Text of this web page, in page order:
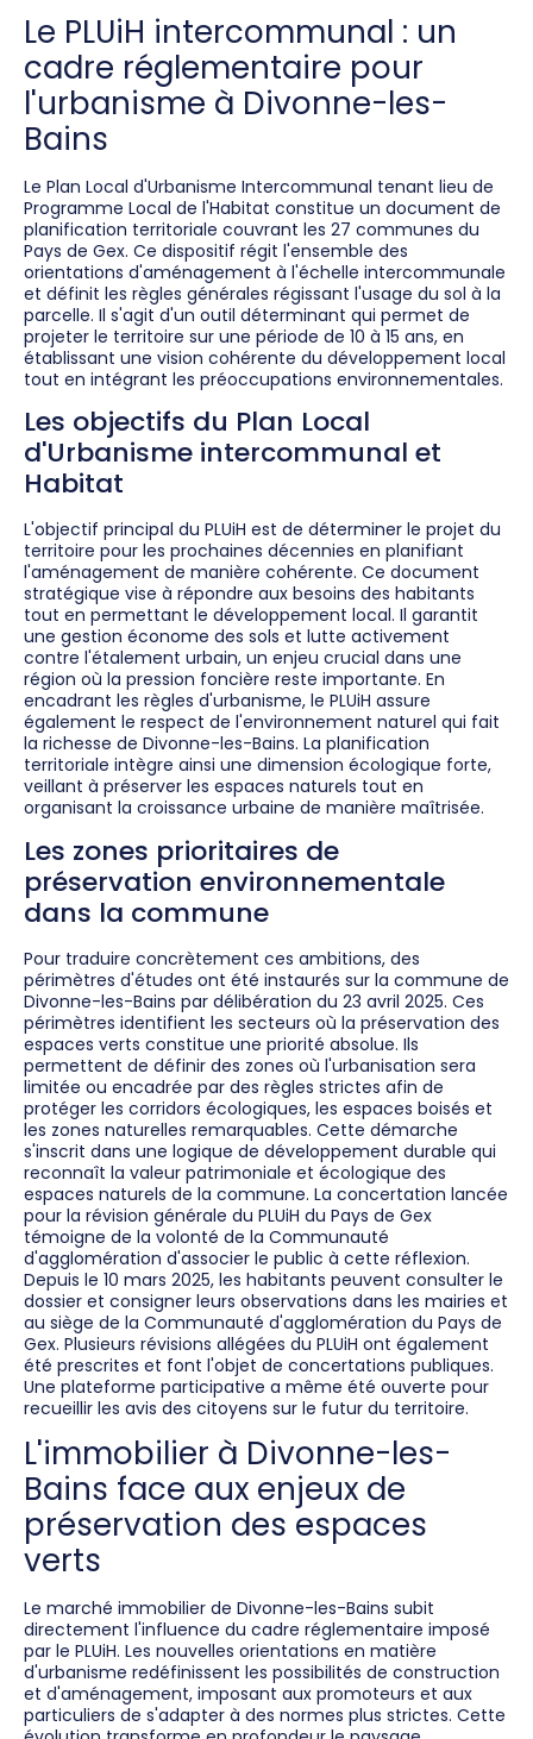
Le PLUiH intercommunal : un
cadre réglementaire pour
l'urbanisme à Divonne-les-
Bains
Le Plan Local d'Urbanisme Intercommunal tenant lieu de
Programme Local de l'Habitat constitue un document de
planification territoriale couvrant les 27 communes du
Pays de Gex. Ce dispositif régit l'ensemble des
orientations d'aménagement à l'échelle intercommunale
et définit les règles générales régissant l'usage du sol à la
parcelle. Il s'agit d'un outil déterminant qui permet de
projeter le territoire sur une période de 10 à 15 ans, en
établissant une vision cohérente du développement local
tout en intégrant les préoccupations environnementales.
Les objectifs du Plan Local
d'Urbanisme intercommunal et
Habitat
L'objectif principal du PLUiH est de déterminer le projet du
territoire pour les prochaines décennies en planifiant
l'aménagement de manière cohérente. Ce document
stratégique vise à répondre aux besoins des habitants
tout en permettant le développement local. Il garantit
une gestion économe des sols et lutte activement
contre l'étalement urbain, un enjeu crucial dans une
région où la pression foncière reste importante. En
encadrant les règles d'urbanisme, le PLUiH assure
également le respect de l'environnement naturel qui fait
la richesse de Divonne-les-Bains. La planification
territoriale intègre ainsi une dimension écologique forte,
veillant à préserver les espaces naturels tout en
organisant la croissance urbaine de manière maîtrisée.
Les zones prioritaires de
préservation environnementale
dans la commune
Pour traduire concrètement ces ambitions, des
périmètres d'études ont été instaurés sur la commune de
Divonne-les-Bains par délibération du 23 avril 2025. Ces
périmètres identifient les secteurs où la préservation des
espaces verts constitue une priorité absolue. Ils
permettent de définir des zones où l'urbanisation sera
limitée ou encadrée par des règles strictes afin de
protéger les corridors écologiques, les espaces boisés et
les zones naturelles remarquables. Cette démarche
s'inscrit dans une logique de développement durable qui
reconnaît la valeur patrimoniale et écologique des
espaces naturels de la commune. La concertation lancée
pour la révision générale du PLUiH du Pays de Gex
témoigne de la volonté de la Communauté
d'agglomération d'associer le public à cette réflexion.
Depuis le 10 mars 2025, les habitants peuvent consulter le
dossier et consigner leurs observations dans les mairies et
au siège de la Communauté d'agglomération du Pays de
Gex. Plusieurs révisions allégées du PLUiH ont également
été prescrites et font l'objet de concertations publiques.
Une plateforme participative a même été ouverte pour
recueillir les avis des citoyens sur le futur du territoire.
L'immobilier à Divonne-les-
Bains face aux enjeux de
préservation des espaces
verts
Le marché immobilier de Divonne-les-Bains subit
directement l'influence du cadre réglementaire imposé
par le PLUiH. Les nouvelles orientations en matière
d'urbanisme redéfinissent les possibilités de construction
et d'aménagement, imposant aux promoteurs et aux
particuliers de s'adapter à des normes plus strictes. Cette